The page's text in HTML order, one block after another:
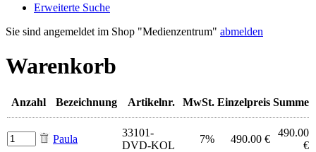
Erweiterte Suche
Sie sind angemeldet im Shop "Medienzentrum" abmelden
Warenkorb
Anzahl Bezeichnung Artikelnr. MwSt. Einzelpreis Summe
Paula
33101-
DVD-KOL
7% 490.00 €
490.00
€